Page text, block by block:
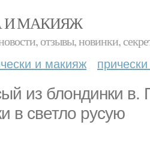
И МАКИЯЖ
отзывы, новинки,
и макияж
из блондинки
в светло русую